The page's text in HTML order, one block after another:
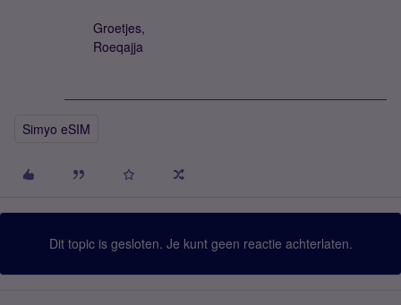
Groetjes,
Roeqajja
Simyo eSIM
Dit topic is gesloten. Je kunt geen reactie achterlaten.